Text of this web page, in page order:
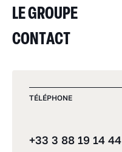
LE GROUPE
CONTACT
TÉLÉPHONE
+33 3 88 19 14 44